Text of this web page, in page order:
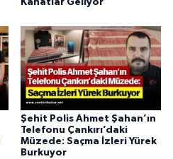
Kanatlar Geliyor
Şehit Polis Ahmet Şahan’ın
Telefonu Çankırı’daki
Müzede: Saçma İzleri Yürek
Burkuyor